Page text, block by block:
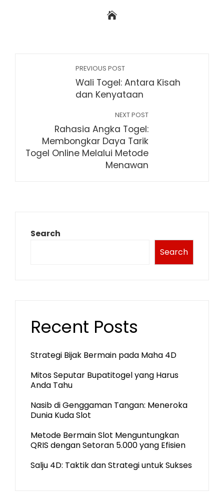
PREVIOUS POST
Wali Togel: Antara Kisah
dan Kenyataan
NEXT POST
Rahasia Angka Togel:
Membongkar Daya Tarik
Togel Online Melalui Metode
Menawan
Search
Search
Recent Posts
Strategi Bijak Bermain pada Maha 4D
Mitos Seputar Bupatitogel yang Harus
Anda Tahu
Nasib di Genggaman Tangan: Meneroka
Dunia Kuda Slot
Metode Bermain Slot Menguntungkan
QRIS dengan Setoran 5.000 yang Efisien
Salju 4D: Taktik dan Strategi untuk Sukses